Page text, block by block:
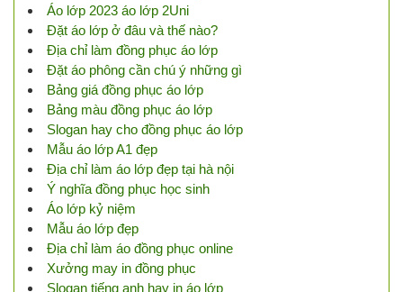
Áo lớp 2023 áo lớp 2Uni
Đặt áo lớp ở đâu và thế nào?
Địa chỉ làm đồng phục áo lớp
Đặt áo phông cần chú ý những gì
Bảng giá đồng phục áo lớp
Bảng màu đồng phục áo lớp
Slogan hay cho đồng phục áo lớp
Mẫu áo lớp A1 đẹp
Địa chỉ làm áo lớp đẹp tại hà nội
Ý nghĩa đồng phục học sinh
Áo lớp kỷ niệm
Mẫu áo lớp đẹp
Địa chỉ làm áo đồng phục online
Xưởng may in đồng phục
Slogan tiếng anh hay in áo lớp